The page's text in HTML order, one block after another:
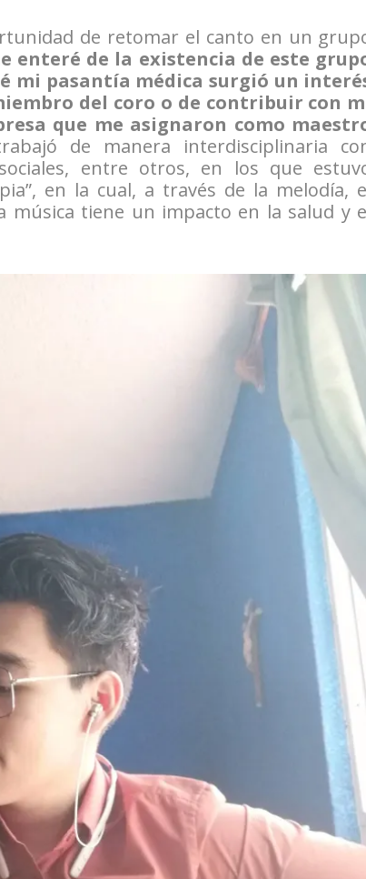
de retomar el canto en un
enteré de la existencia de este
mi pasantía médica surgió un
del coro o de contribuir con
que me asignaron como
de manera interdisciplinaria
entre otros, en los que
en la cual, a través de la melodía,
música tiene un impacto en la salud y